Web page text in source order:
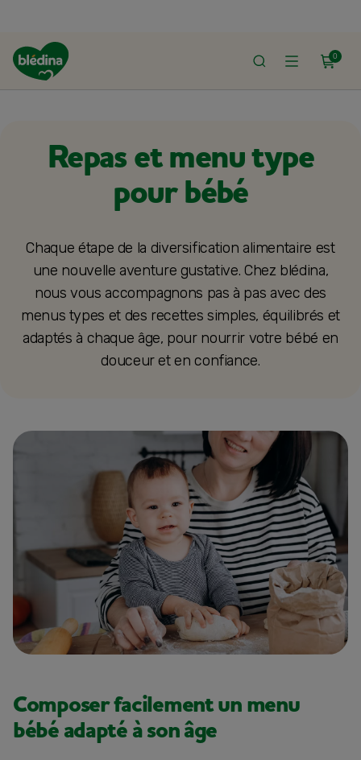
0
ACCUEIL
Repas et menu type
pour bébé
Chaque étape de la diversification alimentaire est
une nouvelle aventure gustative. Chez blédina,
nous vous accompagnons pas à pas avec des
menus types et des recettes simples, équilibrés et
adaptés à chaque âge, pour nourrir votre bébé en
douceur et en confiance.
Composer facilement un menu
bébé adapté à son âge